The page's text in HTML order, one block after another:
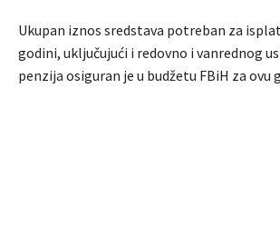
Ukupan iznos sredstava potreban za
godini, uključujući i redovno i vanrednog
penzija osiguran je u budžetu FBiH za ovu